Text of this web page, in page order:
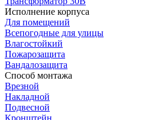
Исполнение корпуса
Для помещений
Всепогодные для улицы
Влагостойкий
Пожарозащита
Вандалозащита
Способ монтажа
Врезной
Накладной
Подвесной
Кронштейн